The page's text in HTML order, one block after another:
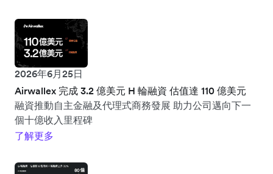
2026年6月25日
Airwallex 完成 3.2 億美元 H 輪融資 估值達 110 億美元
融資推動自主金融及代理式商務發展 助力公司邁向下一
個十億收入里程碑
了解更多